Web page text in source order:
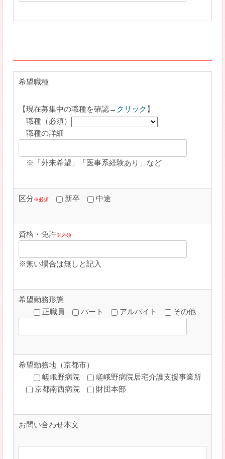
希望職種
【現在募集中の職種を確認→ クリック 】
職種（必須）
職種の詳細
※「外来希望」「医事系経験あり」など
区分※必須 新卒 中途
資格・免許※必須
※無い場合は無しと記入
希望勤務形態
正職員
パート アルバイト その他
希望勤務地（京都市）
嵯峨野病院
嵯峨野病院居宅介護支援事業所
京都南西病院
財団本部
お問い合わせ本文